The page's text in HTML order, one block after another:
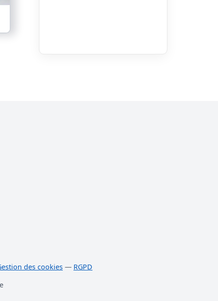
des cookies — RGPD